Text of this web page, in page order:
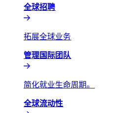
全球招聘​​
拓展全球业务​​
管理国际团队​​
简化就业生命周期。​​
全球流动性​​